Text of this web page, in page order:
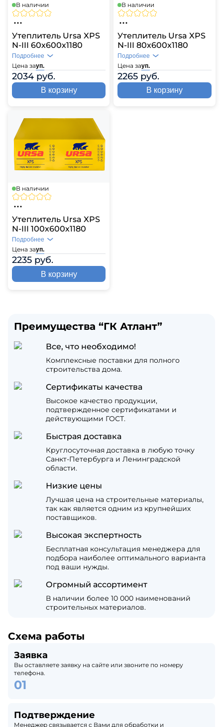
В наличии
Утеплитель Ursa XPS
N-III 60х600х1180
Цена зауп.
2034 руб.
Подробнее
В корзину
В наличии
Утеплитель Ursa XPS
N-III 80х600х1180
Цена зауп.
2265 руб.
Подробнее
В корзину
В наличии
Утеплитель Ursa XPS
N-III 100х600х1180
Цена зауп.
2235 руб.
Подробнее
В корзину
Преимущества “ГК Атлант”
Все, что необходимо!
Комплексные поставки для полного
строительства дома.
Сертификаты качества
Высокое качество продукции,
подтвержденное сертификатами и
действующими ГОСТ.
Быстрая доставка
Круглосуточная доставка в любую точку
Санкт-Петербурга и Ленинградской
области.
Низкие цены
Лучшая цена на строительные материалы,
так как является одним из крупнейших
поставщиков.
Высокая экспертность
Бесплатная консультация менеджера для
подбора наиболее оптимального варианта
под ваши нужды.
Огромный ассортимент
В наличии более 10 000 наименований
строительных материалов.
Схема работы
Заявка
Вы оставляете заявку на сайте или звоните по номеру
телефона.
Подтверждение
Менеджер связывается с Вами для обработки и